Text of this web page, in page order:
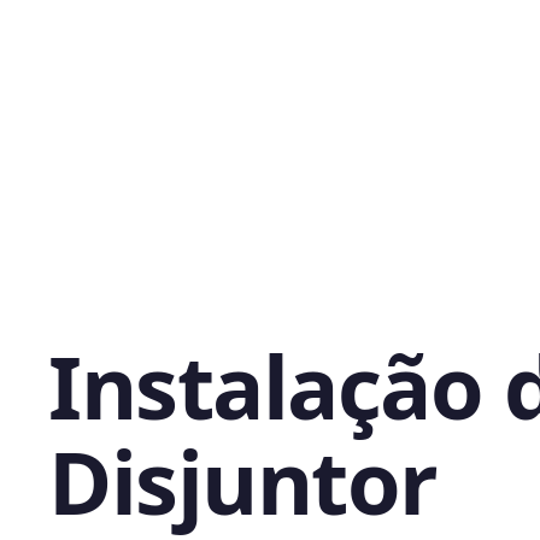
Instalação
Disjuntor